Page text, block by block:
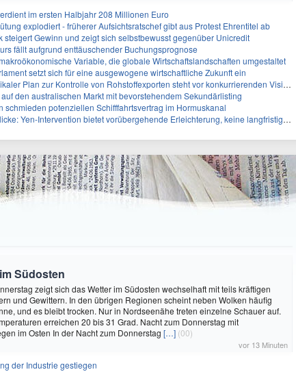
im ersten Halbjahr 208 Millionen Euro
explodiert - früherer Aufsichtsratschef gibt aus Protest Ehrentitel ab
steigert Gewinn und zeigt sich selbstbewusst gegenüber Unicredit
fällt aufgrund enttäuschender Buchungsprognose
Variable, die globale Wirtschaftslandschaften umgestaltet
setzt sich für eine ausgewogene wirtschaftliche Zukunft ein
Plan zur Kontrolle von Rohstoffexporten steht vor konkurrierenden Visionen
den australischen Markt mit bevorstehendem Sekundärlisting
schmieden potenziellen Schifffahrtsvertrag im Hormuskanal
Yen-Intervention bietet vorübergehende Erleichterung, keine langfristige Lösung
Südosten
zeigt sich das Wetter im Südosten wechselhaft mit teils kräftigen
und Gewittern. In den übrigen Regionen scheint neben Wolken häufig
und es bleibt trocken. Nur in Nordseenähe treten einzelne Schauer auf.
erreichen 20 bis 31 Grad. Nacht zum Donnerstag mit
im Osten In der Nacht zum Donnerstag […] (00)
vor 13 Minuten
der Industrie gestiegen